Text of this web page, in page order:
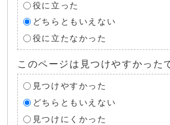
役に立った
どちらともいえない
役に立たなかった
このページは見つけやすかった
見つけやすかった
どちらともいえない
見つけにくかった